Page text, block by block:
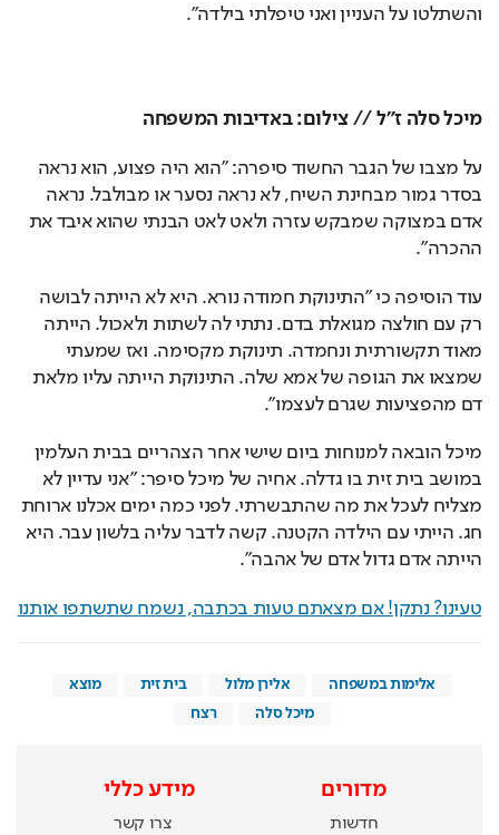
והשתלטו על העניין ואני טיפלתי בילדה".
מיכל סלה ז"ל // צילום: באדיבות המשפחה
על מצבו של הגבר החשוד סיפרה: "הוא היה פצוע, הוא נראה
בסדר גמור מבחינת השיח, לא נראה נסער או מבולבל. נראה
אדם במצוקה שמבקש עזרה ולאט לאט הבנתי שהוא איבד את
ההכרה".
עוד הוסיפה כי "התינוקת חמודה נורא. היא לא הייתה לבושה
רק עם חולצה מגואלת בדם. נתתי לה לשתות ולאכול. הייתה
מאוד תקשורתית ונחמדה. תינוקת מקסימה. ואז שמעתי
שמצאו את הגופה של אמא שלה. התינוקת הייתה עליו מלאת
דם מהפציעות שגרם לעצמו".
מיכל הובאה למנוחות ביום שישי אחר הצהריים בבית העלמין
במושב בית זית בו גדלה. אחיה של מיכל סיפר: "אני עדיין לא
מצליח לעכל את מה שהתבשרתי. לפני כמה ימים אכלנו ארוחת
חג. הייתי עם הילדה הקטנה. קשה לדבר עליה בלשון עבר. היא
הייתה אדם גדול אדם של אהבה".
טעינו? נתקן! אם מצאתם טעות בכתבה, נשמח שתשתפו אותנו
אלימות במשפחה אלירן מלול בית זית
מוצא
מיכל סלה
רצח
מדורים
חדשות
מידע כללי
צרו קשר